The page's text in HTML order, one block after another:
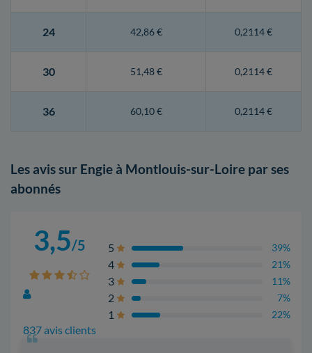
24 42,86 € 0,2114 €
30 51,48 € 0,2114 €
36 60,10 € 0,2114 €
Les avis sur Engie à Montlouis-sur-Loire par ses
abonnés
3,5/5
837 avis clients
5 39%
4 21%
3 11%
2 7%
1 22%